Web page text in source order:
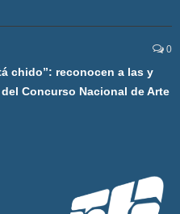
0
chido”: reconocen a las y
Concurso Nacional de Arte